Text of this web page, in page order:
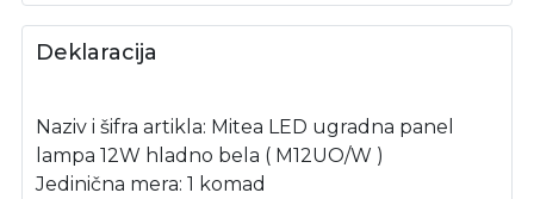
Deklaracija
Naziv i šifra artikla: Mitea LED ugradna panel
lampa 12W hladno bela ( M12UO/W )
Jedinična mera: 1 komad